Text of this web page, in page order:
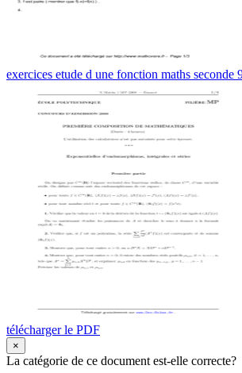
exercices etude d une fonction maths seconde
télécharger le PDF
×
La catégorie de ce document est-elle correcte?